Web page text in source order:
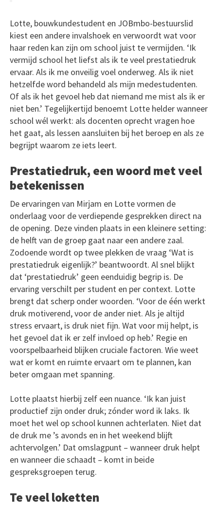
Lotte, bouwkundestudent en JOBmbo-bestuurslid
kiest een andere invalshoek en verwoordt wat voor
haar reden kan zijn om school juist te vermijden. ‘Ik
vermijd school het liefst als ik te veel prestatiedruk
ervaar. Als ik me onveilig voel onderweg. Als ik niet
hetzelfde word behandeld als mijn medestudenten.
Of als ik het gevoel heb dat niemand me mist als ik er
niet ben.’ Tegelijkertijd benoemt Lotte helder wanneer
school wél werkt: als docenten oprecht vragen hoe
het gaat, als lessen aansluiten bij het beroep en als ze
begrijpt waarom ze iets leert.
Prestatiedruk, een woord met veel
betekenissen
De ervaringen van Mirjam en Lotte vormen de
onderlaag voor de verdiepende gesprekken direct na
de opening. Deze vinden plaats in een kleinere setting:
de helft van de groep gaat naar een andere zaal.
Zodoende wordt op twee plekken de vraag ‘Wat is
prestatiedruk eigenlijk?’ beantwoordt. Al snel blijkt
dat ‘prestatiedruk’ geen eenduidig begrip is. De
ervaring verschilt per student en per context. Lotte
brengt dat scherp onder woorden. ‘Voor de één werkt
druk motiverend, voor de ander niet. Als je altijd
stress ervaart, is druk niet fijn. Wat voor mij helpt, is
het gevoel dat ik er zelf invloed op heb.’ Regie en
voorspelbaarheid blijken cruciale factoren. Wie weet
wat er komt en ruimte ervaart om te plannen, kan
beter omgaan met spanning.
Lotte plaatst hierbij zelf een nuance. ‘Ik kan juist
productief zijn onder druk; zónder word ik laks. Ik
moet het wel op school kunnen achterlaten. Niet dat
de druk me ’s avonds en in het weekend blijft
achtervolgen.’ Dat omslagpunt – wanneer druk helpt
en wanneer die schaadt – komt in beide
gespreksgroepen terug.
Te veel loketten